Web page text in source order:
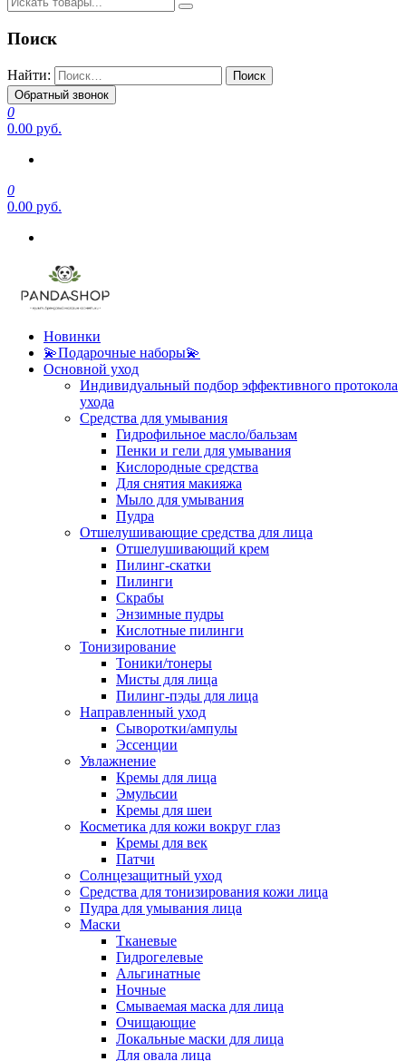
Поиск
Найти:
Обратный звонок
0
0.00 руб.
0
0.00 руб.
Новинки
💫Подарочные наборы💫
Основной уход
Индивидуальный подбор эффективного протокола
ухода
Средства для умывания
Гидрофильное масло/бальзам
Пенки и гели для умывания
Кислородные средства
Для снятия макияжа
Мыло для умывания
Пудра
Отшелушивающие средства для лица
Отшелушивающий крем
Пилинг-скатки
Пилинги
Скрабы
Энзимные пудры
Кислотные пилинги
Тонизирование
Тоники/тонеры
Мисты для лица
Пилинг-пэды для лица
Направленный уход
Сыворотки/ампулы
Эссенции
Увлажнение
Кремы для лица
Эмульсии
Кремы для шеи
Косметика для кожи вокруг глаз
Кремы для век
Патчи
Солнцезащитный уход
Средства для тонизирования кожи лица
Пудра для умывания лица
Маски
Тканевые
Гидрогелевые
Альгинатные
Ночные
Смываемая маска для лица
Очищающие
Локальные маски для лица
Для овала лица